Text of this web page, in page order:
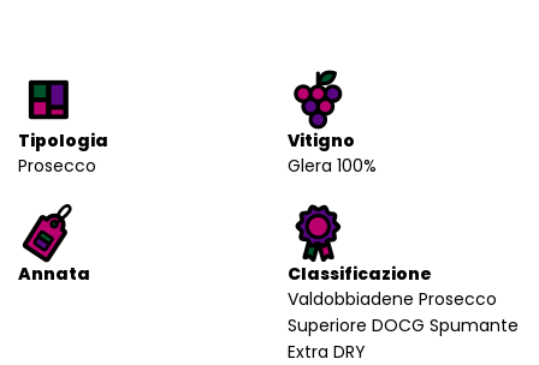
Tipologia
Prosecco
Vitigno
Glera 100%
Annata
Classificazione
Valdobbiadene Prosecco
Superiore DOCG Spumante
Extra DRY